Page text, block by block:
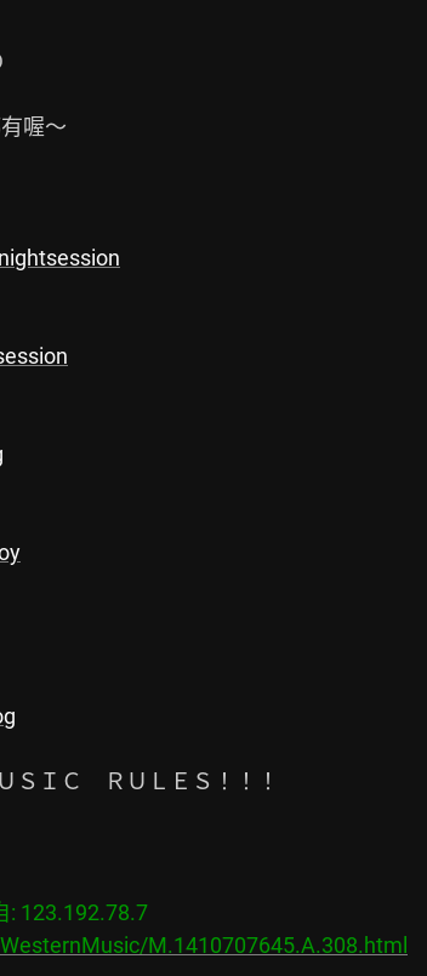
ＩＣ　ＲＵＬＥＳ！！！
: 123.192.78.7
M.1410707645.A.308.html